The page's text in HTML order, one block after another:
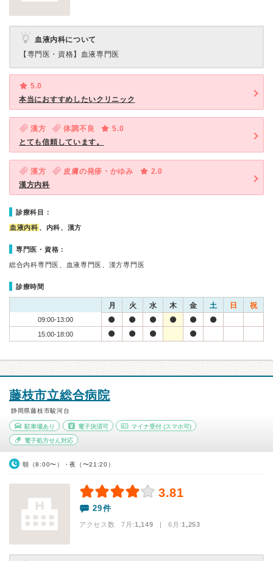
血液内科について
【専門医・資格】 血液専門医
5.0
本当におすすめしたいクリニック
漢方 体調不良
5.0
とても信頼しています。
漢方 皮膚の発疹・かゆみ
2.0
漢方内科
診療科目：
血液内科 、内科、漢方
専門医・資格：
総合内科専門医、血液専門医、漢方専門医
診療時間
月 火 水 木 金 土 日 祝
09:00-13:00
15:00-18:00
藤枝市立総合病院
静岡県藤枝市駿河台
駐車場あり 電子決済可 マイナ受付 (スマホ可)
電子処方せん対応
朝（8:00〜）・夜（〜21:20）
3.81
29件
アクセス数 7月:1,149 | 6月:1,253